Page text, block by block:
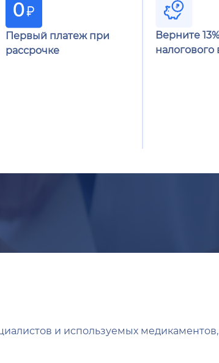
Первый платеж при
рассрочке
Верните 13%
налогового
и используемых медикаментов,